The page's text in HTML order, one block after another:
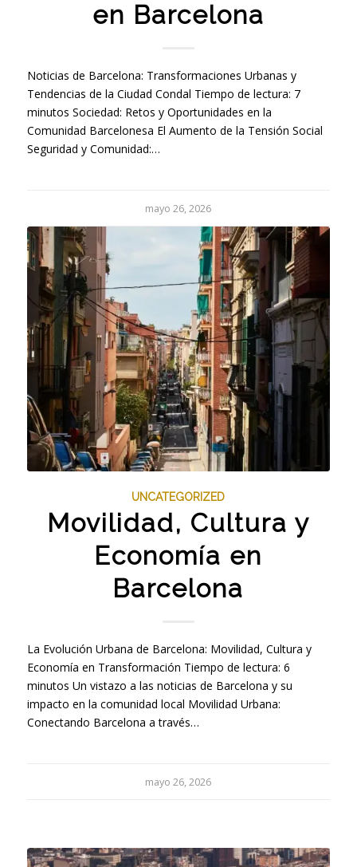
en Barcelona
Noticias de Barcelona: Transformaciones Urbanas y
Tendencias de la Ciudad Condal Tiempo de lectura: 7
minutos Sociedad: Retos y Oportunidades en la
Comunidad Barcelonesa El Aumento de la Tensión Social
Seguridad y Comunidad:…
mayo 26, 2026
UNCATEGORIZED
Movilidad, Cultura y
Economía en
Barcelona
La Evolución Urbana de Barcelona: Movilidad, Cultura y
Economía en Transformación Tiempo de lectura: 6
minutos Un vistazo a las noticias de Barcelona y su
impacto en la comunidad local Movilidad Urbana:
Conectando Barcelona a través…
mayo 26, 2026